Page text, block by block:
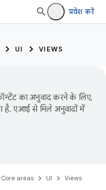
प्रवेश करें
UI VIEWS
का अनुवाद करने के लिए,
है. एआई से मिले अनुवादों में
Core areas UI Views